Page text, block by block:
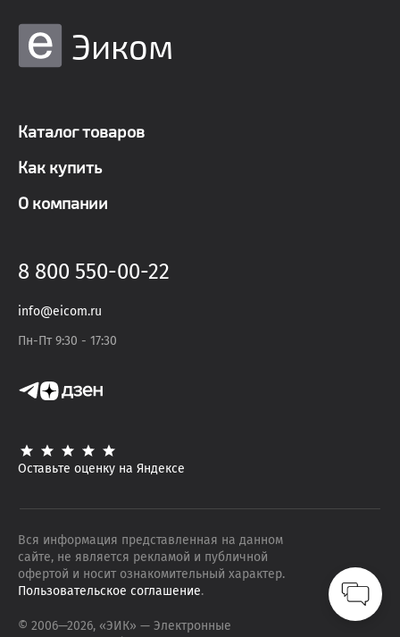
Эиком
Каталог товаров
Как купить
О компании
8 800 550-00-22
info@eicom.ru
Пн-Пт 9:30 - 17:30
Оставьте оценку на Яндексе
Вся информация представленная на данном
сайте, не является рекламой и публичной
офертой и носит ознакомительный характер.
Пользовательское соглашение.
© 2006—2026, «ЭИК» — Электронные